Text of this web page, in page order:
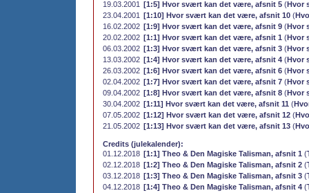
19.03.2001 [1:5] Hvor svært kan det være, afsnit 5 (Hvor
23.04.2001 [1:10] Hvor svært kan det være, afsnit 10 (
16.02.2002 [1:9] Hvor svært kan det være, afsnit 9 (Hvor
20.02.2002 [1:1] Hvor svært kan det være, afsnit 1 (Hvor
06.03.2002 [1:3] Hvor svært kan det være, afsnit 3 (Hvor
13.03.2002 [1:4] Hvor svært kan det være, afsnit 4 (Hvor
26.03.2002 [1:6] Hvor svært kan det være, afsnit 6 (Hvor
02.04.2002 [1:7] Hvor svært kan det være, afsnit 7 (Hvor
09.04.2002 [1:8] Hvor svært kan det være, afsnit 8 (Hvor
30.04.2002 [1:11] Hvor svært kan det være, afsnit 11 (
07.05.2002 [1:12] Hvor svært kan det være, afsnit 12 (
21.05.2002 [1:13] Hvor svært kan det være, afsnit 13 (
Credits (julekalender):
01.12.2018 [1:1] Theo & Den Magiske Talisman, afsnit 1 (
02.12.2018 [1:2] Theo & Den Magiske Talisman, afsnit 2 (
03.12.2018 [1:3] Theo & Den Magiske Talisman, afsnit 3 (
04.12.2018 [1:4] Theo & Den Magiske Talisman, afsnit 4 (